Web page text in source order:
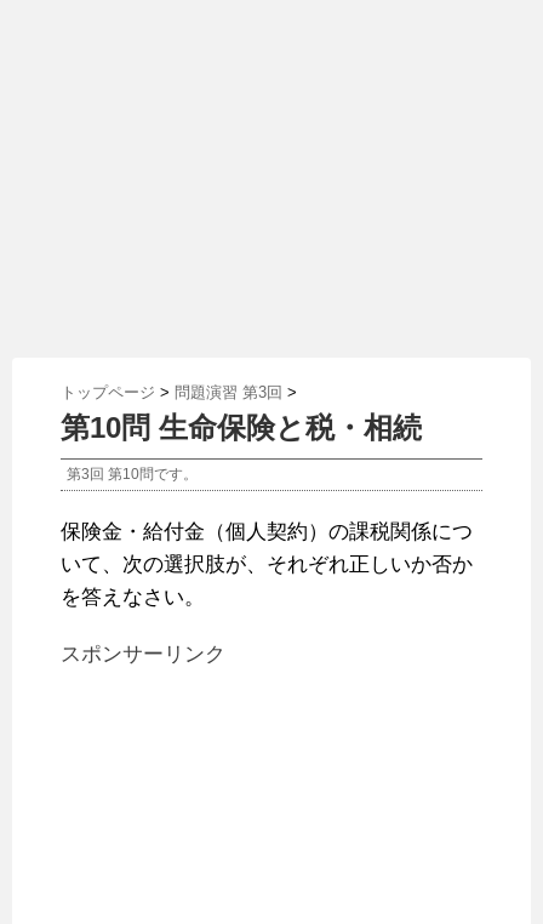
トップページ > 問題演習 第3回 >
第10問 生命保険と税・相続
第3回 第10問です。
保険金・給付金（個人契約）の課税関係につ
いて、次の選択肢が、それぞれ正しいか否か
を答えなさい。
スポンサーリンク